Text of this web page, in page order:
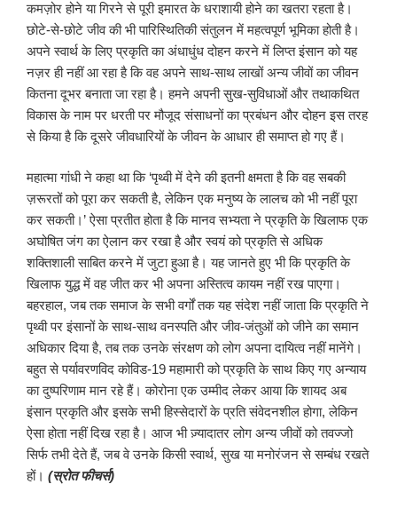
कमज़ोर होने या गिरने से पूरी इमारत के धराशायी होने का खतरा रहता है।
छोटे-से-छोटे जीव की भी पारिस्थितिकी संतुलन में महत्वपूर्ण भूमिका होती है।
अपने स्वार्थ के लिए प्रकृति का अंधाधुंध दोहन करने में लिप्त इंसान को यह
नज़र ही नहीं आ रहा है कि वह अपने साथ-साथ लाखों अन्य जीवों का जीवन
कितना दूभर बनाता जा रहा है। हमने अपनी सुख-सुविधाओं और तथाकथित
विकास के नाम पर धरती पर मौजूद संसाधनों का प्रबंधन और दोहन इस तरह
से किया है कि दूसरे जीवधारियों के जीवन के आधार ही समाप्त हो गए हैं।
महात्मा गांधी ने कहा था कि ‘पृथ्वी में देने की इतनी क्षमता है कि वह सबकी
ज़रूरतों को पूरा कर सकती है, लेकिन एक मनुष्य के लालच को भी नहीं पूरा
कर सकती।’ ऐसा प्रतीत होता है कि मानव सभ्यता ने प्रकृति के खिलाफ एक
अघोषित जंग का ऐलान कर रखा है और स्वयं को प्रकृति से अधिक
शक्तिशाली साबित करने में जुटा हुआ है। यह जानते हुए भी कि प्रकृति के
खिलाफ युद्ध में वह जीत कर भी अपना अस्तित्व कायम नहीं रख पाएगा।
बहरहाल, जब तक समाज के सभी वर्गों तक यह संदेश नहीं जाता कि प्रकृति ने
पृथ्वी पर इंसानों के साथ-साथ वनस्पति और जीव-जंतुओं को जीने का समान
अधिकार दिया है, तब तक उनके संरक्षण को लोग अपना दायित्व नहीं मानेंगे।
बहुत से पर्यावरणविद कोविड-19 महामारी को प्रकृति के साथ किए गए अन्याय
का दुष्परिणाम मान रहे हैं। कोरोना एक उम्मीद लेकर आया कि शायद अब
इंसान प्रकृति और इसके सभी हिस्सेदारों के प्रति संवेदनशील होगा, लेकिन
ऐसा होता नहीं दिख रहा है। आज भी ज़्यादातर लोग अन्य जीवों को तवज्जो
सिर्फ तभी देते हैं, जब वे उनके किसी स्वार्थ, सुख या मनोरंजन से सम्बंध रखते
हों। (स्रोत फीचर्स)